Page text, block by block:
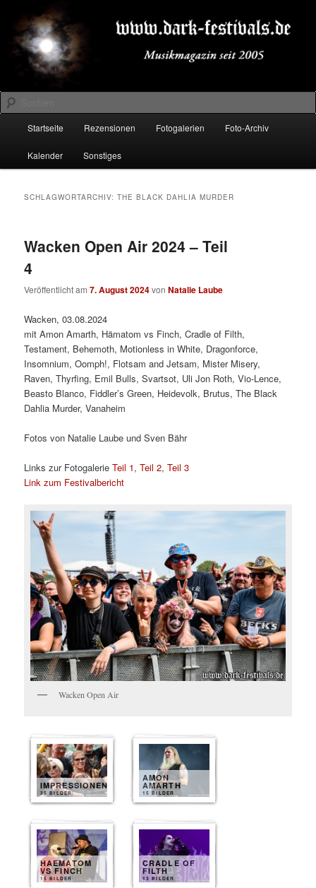
primären
Inhalt
springen
sekundären
Inhalt
springenDARK-FESTIVALS.DE
Suchen
Startseite Rezensionen Fotogalerien Foto-Archiv
Kalender Sonstiges
SCHLAGWORTARCHIV:THE BLACK DAHLIA MURDER
Wacken Open Air 2024 – Teil
4
Veröffentlicht am7. August 2024vonNatalie Laube
Wacken, 03.08.2024
mit Amon Amarth, Hämatom vs Finch, Cradle of Filth,
Testament, Behemoth, Motionless in White, Dragonforce,
Insomnium, Oomph!, Flotsam and Jetsam, Mister Misery,
Raven, Thyrfing, Emil Bulls, Svartsot, Uli Jon Roth, Vio-Lence,
Beasto Blanco, Fiddler’s Green, Heidevolk, Brutus, The Black
Dahlia Murder, Vanaheim
Fotos von Natalie Laube und Sven Bähr
Links zur FotogalerieTeil 1,Teil 2,Teil 3
Link zum Festivalbericht
Wacken Open Air
IMPRESSIONEN
35 BILDER
AMON
AMARTH
15 BILDER
HAEMATOM
VS FINCH
15 BILDER
CRADLE OF
FILTH
13 BILDER